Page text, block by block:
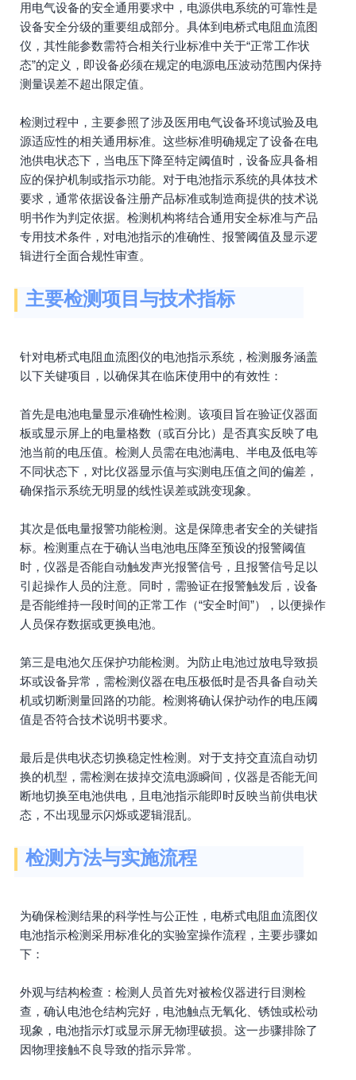
用电气设备的安全通用要求中，电源供电系统的可靠性是
设备安全分级的重要组成部分。具体到电桥式电阻血流图
仪，其性能参数需符合相关行业标准中关于“正常工作状
态”的定义，即设备必须在规定的电源电压波动范围内保持
测量误差不超出限定值。
检测过程中，主要参照了涉及医用电气设备环境试验及电
源适应性的相关通用标准。这些标准明确规定了设备在电
池供电状态下，当电压下降至特定阈值时，设备应具备相
应的保护机制或指示功能。对于电池指示系统的具体技术
要求，通常依据设备注册产品标准或制造商提供的技术说
明书作为判定依据。检测机构将结合通用安全标准与产品
专用技术条件，对电池指示的准确性、报警阈值及显示逻
辑进行全面合规性审查。
主要检测项目与技术指标
针对电桥式电阻血流图仪的电池指示系统，检测服务涵盖
以下关键项目，以确保其在临床使用中的有效性：
首先是电池电量显示准确性检测。该项目旨在验证仪器面
板或显示屏上的电量格数（或百分比）是否真实反映了电
池当前的电压值。检测人员需在电池满电、半电及低电等
不同状态下，对比仪器显示值与实测电压值之间的偏差，
确保指示系统无明显的线性误差或跳变现象。
其次是低电量报警功能检测。这是保障患者安全的关键指
标。检测重点在于确认当电池电压降至预设的报警阈值
时，仪器是否能自动触发声光报警信号，且报警信号足以
引起操作人员的注意。同时，需验证在报警触发后，设备
是否能维持一段时间的正常工作（“安全时间”），以便操作
人员保存数据或更换电池。
第三是电池欠压保护功能检测。为防止电池过放电导致损
坏或设备异常，需检测仪器在电压极低时是否具备自动关
机或切断测量回路的功能。检测将确认保护动作的电压阈
值是否符合技术说明书要求。
最后是供电状态切换稳定性检测。对于支持交直流自动切
换的机型，需检测在拔掉交流电源瞬间，仪器是否能无间
断地切换至电池供电，且电池指示能即时反映当前供电状
态，不出现显示闪烁或逻辑混乱。
检测方法与实施流程
为确保检测结果的科学性与公正性，电桥式电阻血流图仪
电池指示检测采用标准化的实验室操作流程，主要步骤如
下：
外观与结构检查：检测人员首先对被检仪器进行目测检
查，确认电池仓结构完好，电池触点无氧化、锈蚀或松动
现象，电池指示灯或显示屏无物理破损。这一步骤排除了
因物理接触不良导致的指示异常。